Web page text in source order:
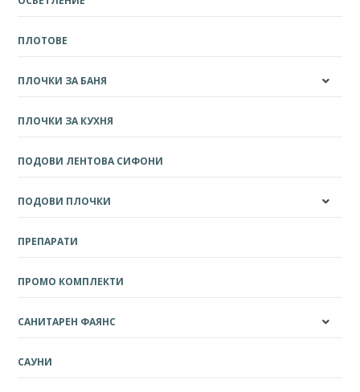
ПЛОТОВЕ
ПЛОЧКИ ЗА БАНЯ
ПЛОЧКИ ЗА КУХНЯ
ПОДОВИ ЛЕНТОВА СИФОНИ
ПОДОВИ ПЛОЧКИ
ПРЕПАРАТИ
ПРОМО КОМПЛЕКТИ
САНИТАРЕН ФАЯНС
САУНИ